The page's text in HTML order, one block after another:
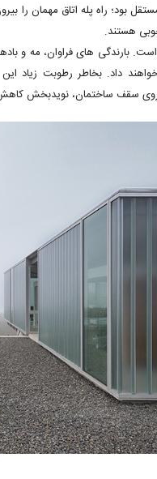
مستقل بود؛ راه پله اتاق مهمان
هستند.
خواهند داد. بخاطر رطوبت